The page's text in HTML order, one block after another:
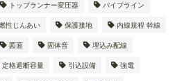
トップランナー変圧器 パイプライン
性じんあい 保護接地 内線規程 幹線
図面 固体音 埋込み配線
定格遮断容量 引込設備 強電